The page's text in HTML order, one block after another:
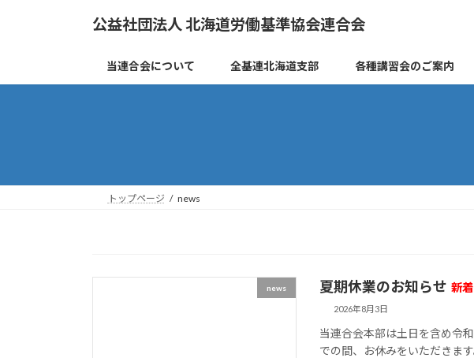
ツ
シ
公益社団法人 北海道労働基準協会連合会
当連合会について 全基連北海道支部 各種講習会のご案内
トップページ news
news 夏期休業のお知らせ 新
2026年8月3日
当連合会本部は土日を含め令
での間、お休みをいただきま